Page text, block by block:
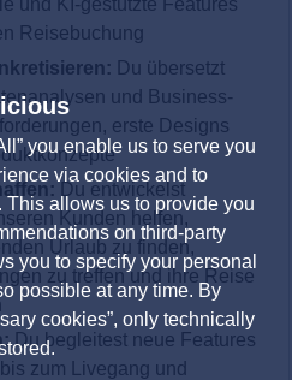
you enable us to serve you
via cookies and to
allows us to provide you
on third-party
you to specify your personal
possible at any time. By
cookies”, only technically
und KI-gestützte Features
Reisebuchung
Du übersetzt
und Business-
erste Designs
Du entwickelst
Kunden helfen,
Urlaub zu finden,
zu treffen und ihre Reise
Du begleitest neue Features
zum Livegang und